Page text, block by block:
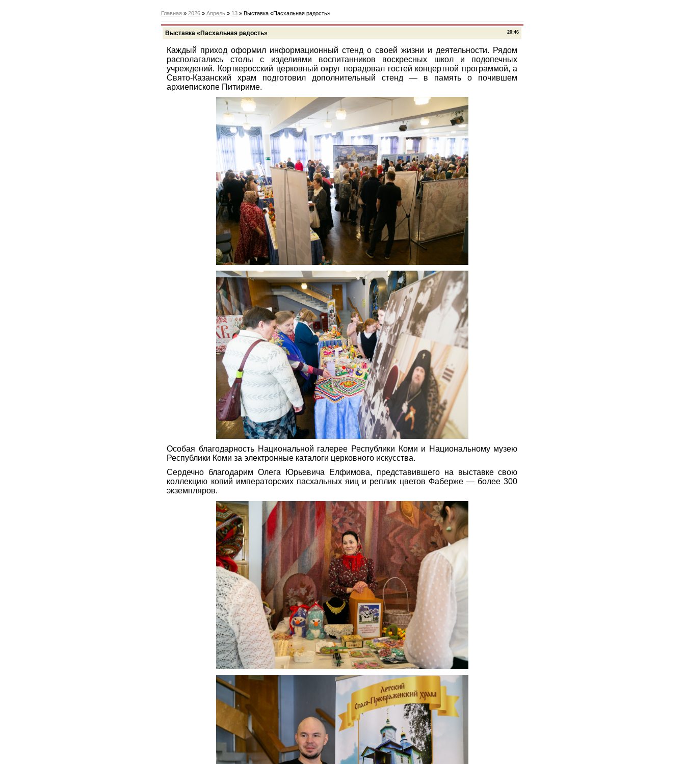
Главная »2026 » Апрель » 13 » Выставка «Пасхальная радость»
20:46
Выставка «Пасхальная радость»
Каждый приход оформил информационный стенд о своей жизни и деятельности. Рядом
располагались столы с изделиями воспитанников воскресных школ и подопечных
учреждений. Корткеросский церковный округ порадовал гостей концертной программой, а
Свято-Казанский храм подготовил дополнительный стенд — в память о почившем
архиепископе Питириме.
Особая благодарность Национальной галерее Республики Коми и Национальному музею
Республики Коми за электронные каталоги церковного искусства.
Сердечно благодарим Олега Юрьевича Елфимова, представившего на выставке свою
коллекцию копий императорских пасхальных яиц и реплик цветов Фаберже — более 300
экземпляров.